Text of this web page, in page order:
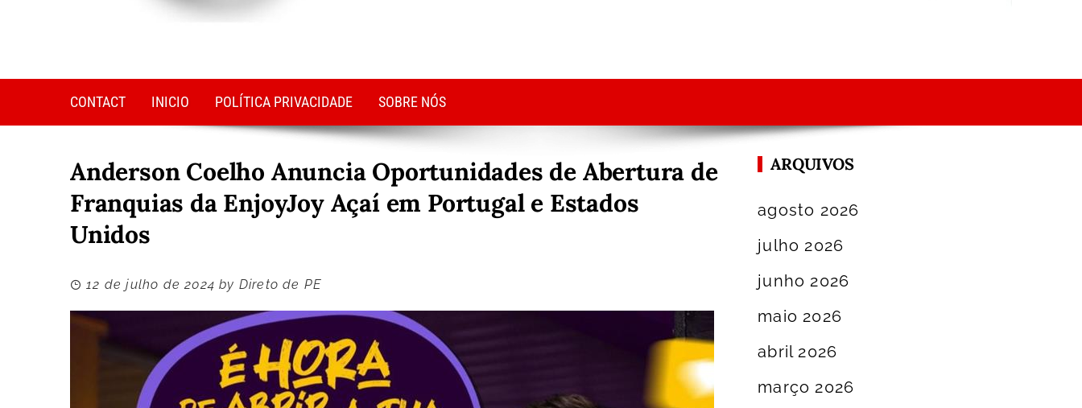
CONTACT INICIO POLÍTICA PRIVACIDADE SOBRE NÓS
Anderson Coelho Anuncia Oportunidades de Abertura de
Franquias da EnjoyJoy Açaí em Portugal e Estados
Unidos
12 de julho de 2024 by Direto de PE
ARQUIVOS
agosto 2026
julho 2026
junho 2026
maio 2026
abril 2026
março 2026